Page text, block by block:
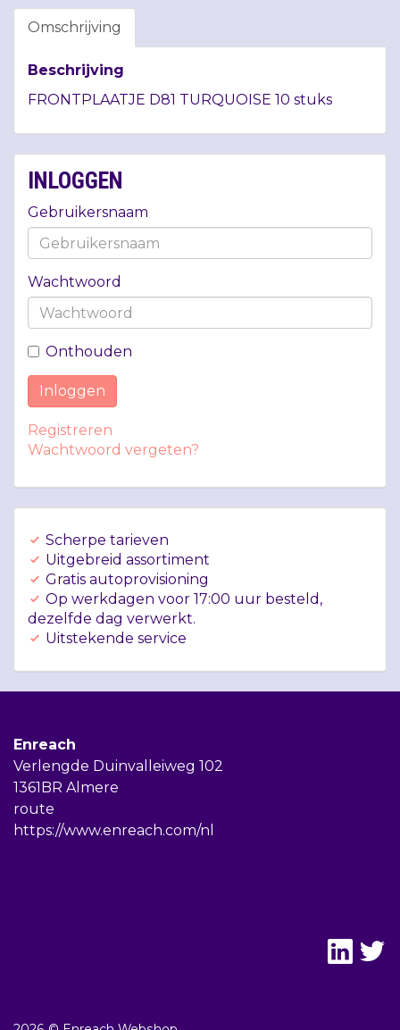
Omschrijving
Beschrijving
FRONTPLAATJE D81 TURQUOISE 10 stuks
INLOGGEN
Gebruikersnaam
Wachtwoord
Onthouden
Inloggen
Registreren
Wachtwoord vergeten?
Scherpe tarieven
Uitgebreid assortiment
Gratis autoprovisioning
Op werkdagen voor 17:00 uur besteld,
dezelfde dag verwerkt.
Uitstekende service
Enreach
Verlengde Duinvalleiweg 102
1361BR Almere
route
https://www.enreach.com/nl